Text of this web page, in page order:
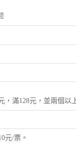
，滿128元，並兩個
元/票。